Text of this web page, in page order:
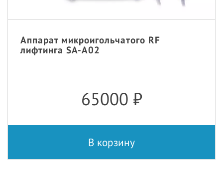
Аппарат микроигольчатого RF
лифтинга SA-A02
65000 ₽
В корзину